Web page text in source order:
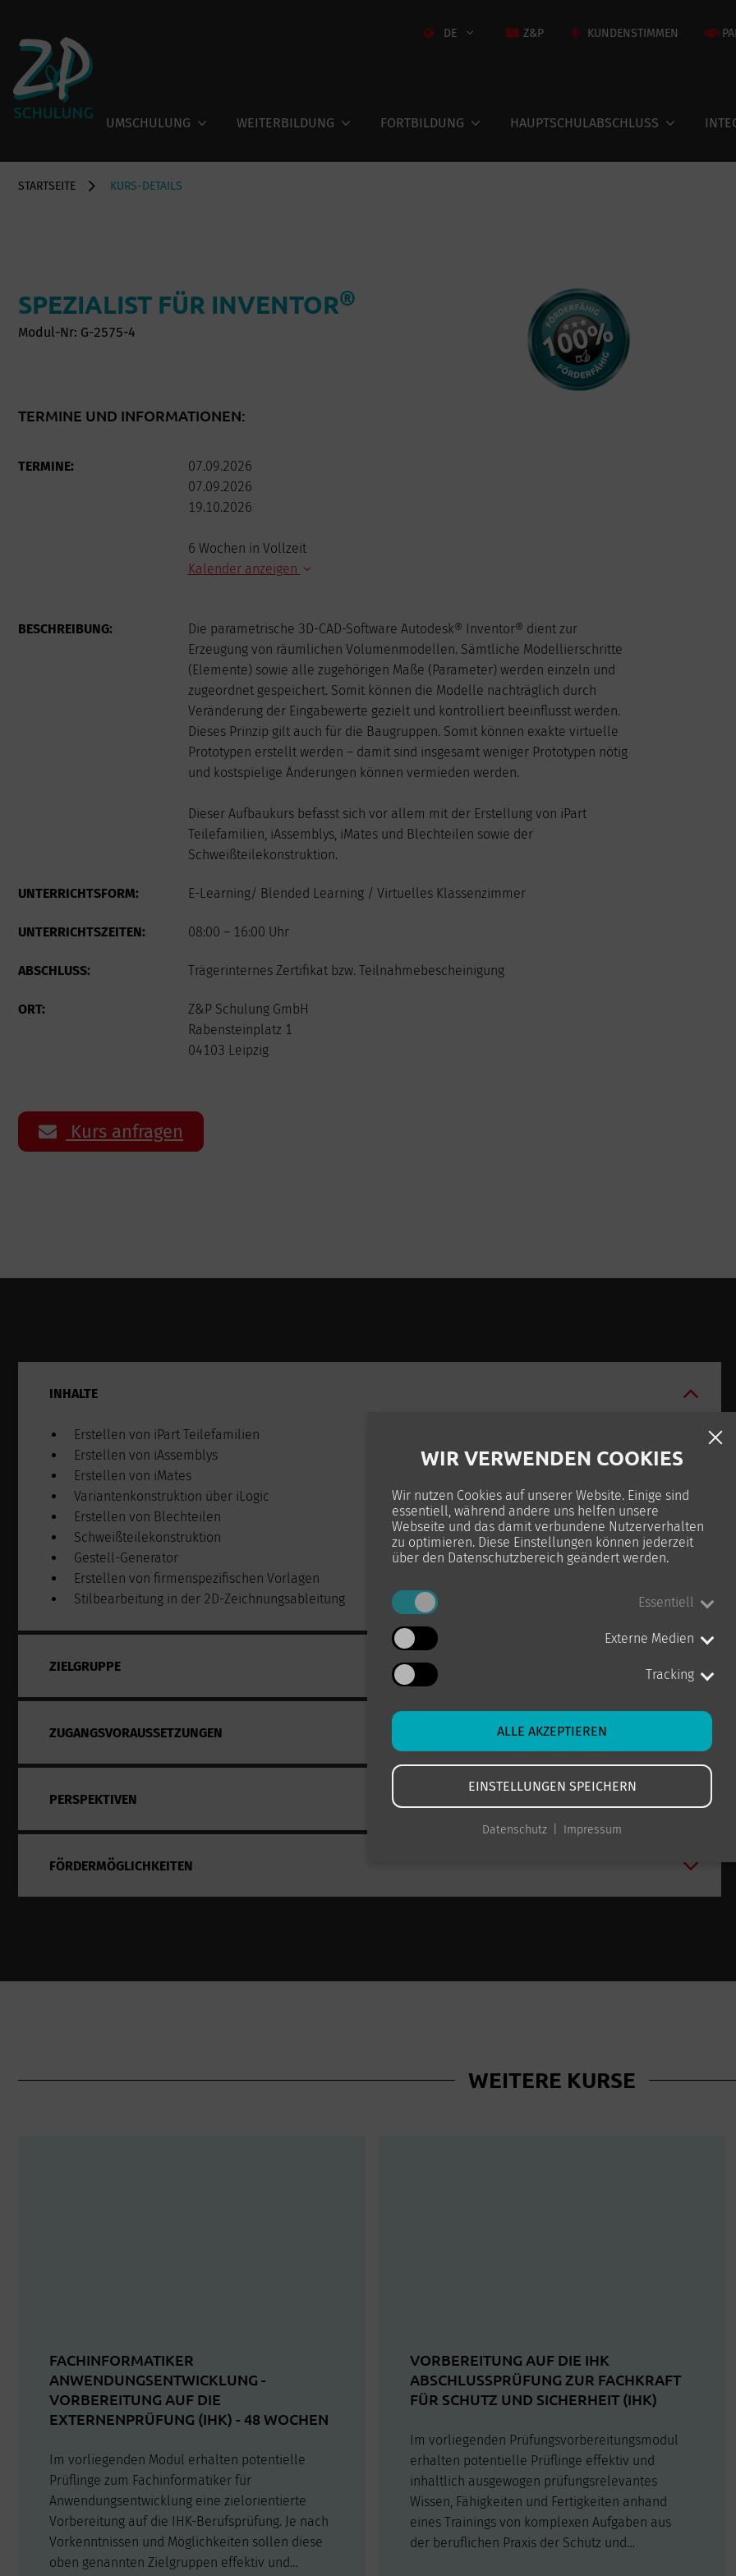
DE Z&P KUNDENSTIMMEN
UMSCHULUNG WEITERBILDUNG FORTBILDUNG HAUPTSCHULABSCHLUSS
STARTSEITE KURS-DETAILS
SPEZIALIST FÜR INVENTOR®
Modul-Nr: G-2575-4
TERMINE UND INFORMATIONEN:
TERMINE:
07.09.2026
07.09.2026
19.10.2026
6 Wochen in Vollzeit
Kalender anzeigen
Mo Di Mi Do Fr Sa
5
10
11 12 13 14 15
16
17
18 19 20 21 22
23
24
25 26 27 28 29
30
31
BESCHREIBUNG:
Die parametrische 3D-CAD-Software Autodesk® Inventor® dient zur
Erzeugung von räumlichen Volumenmodellen. Sämtliche Modellierschritte
(Elemente) sowie alle zugehörigen Maße (Parameter) werden einzeln und
zugeordnet gespeichert. Somit können die Modelle nachträglich durch
Veränderung der Eingabewerte gezielt und kontrolliert beeinflusst werden.
Dieses Prinzip gilt auch für die Baugruppen. Somit können exakte virtuelle
Prototypen erstellt werden – damit sind insgesamt weniger Prototypen nötig
und kostspielige Änderungen können vermieden werden.
Dieser Aufbaukurs befasst sich vor allem mit der Erstellung von iPart
Teilefamilien, iAssemblys, iMates und Blechteilen sowie der
Schweißteilekonstruktion.
UNTERRICHTSFORM: E-Learning/ Blended Learning / Virtuelles Klassenzimmer
UNTERRICHTSZEITEN: 08:00 – 16:00 Uhr
ABSCHLUSS: Trägerinternes Zertifikat bzw. Teilnahmebescheinigung
ORT:
Z&P Schulung GmbH
Rabensteinplatz 1
04103 Leipzig
Kurs anfragen
INHALTE
Erstellen von iPart Teilefamilien
Erstellen von iAssemblys
Erstellen von iMates
Variantenkonstruktion über iLogic
Erstellen von Blechteilen
Schweißteilekonstruktion
Gestell-Generator
Erstellen von firmenspezifischen Vorlagen
Stilbearbeitung in der 2D-Zeichnungsableitung
ZIELGRUPPE
ZUGANGSVORAUSSETZUNGEN
PERSPEKTIVEN
FÖRDERMÖGLICHKEITEN
WEITERE KURSE
FACHINFORMATIKER
ANWENDUNGSENTWICKLUNG -
VORBEREITUNG AUF DIE
EXTERNENPRÜFUNG (IHK) - 48 WOCHEN
Im vorliegenden Modul erhalten potentielle
Prüflinge zum Fachinformatiker für
Anwendungsentwicklung eine zielorientierte
Vorbereitung auf die IHK-Berufsprüfung. Je nach
Vorkenntnissen und Möglichkeiten sollen diese
oben genannten Zielgruppen effektiv und
VORBEREITUNG AUF DIE IHK
ABSCHLUSSPRÜFUNG ZUR FACHKRAFT
FÜR SCHUTZ UND SICHERHEIT (IHK)
Im vorliegenden Prüfungsvorbereitungsmodul
erhalten potentielle Prüflinge effektiv und
inhaltlich ausgewogen prüfungsrelevantes
Wissen, Fähigkeiten und Fertigkeiten anhand
eines Trainings von komplexen Aufgaben aus
der beruflichen Praxis der Schutz und
WIR VERWENDEN COOKIES
Wir nutzen Cookies auf unserer Website. Einige sind
essentiell, während andere uns helfen unsere
Webseite und das damit verbundene Nutzerverhalten
zu optimieren. Diese Einstellungen können jederzeit
über den Datenschutzbereich geändert werden.
Essentiell
Externe Medien
Tracking
ALLE AKZEPTIEREN
EINSTELLUNGEN SPEICHERN
Datenschutz Impressum